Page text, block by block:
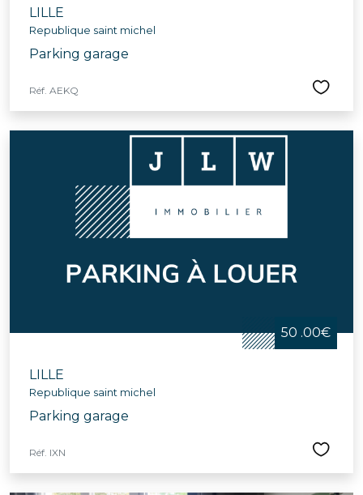
LILLE
Republique saint michel
Parking garage
Réf. AEKQ
50 .00€
LILLE
Republique saint michel
Parking garage
Réf. IXN